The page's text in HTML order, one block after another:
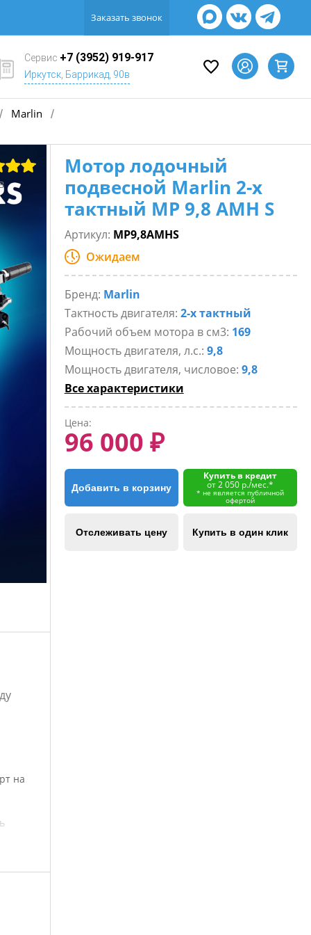
Заказать звонок
Сервис +7 (3952) 919-917
Иркутск, Баррикад, 90в
/ Marlin /
на
Мотор лодочный
подвесной Marlin 2-х
тактный MP 9,8 AMH S
Артикул: MP9,8AMHS
Ожидаем
Бренд: Marlin
Тактность двигателя: 2-х тактный
Рабочий объем мотора в см3: 169
Мощность двигателя, л.с.: 9,8
Мощность двигателя, числовое: 9,8
Все характеристики
Цена:
96 000 ₽
Добавить в корзину
Купить в кредит
от 2 050 р./мес.*
* не является публичной
офертой
Отслеживать цену Купить в один клик